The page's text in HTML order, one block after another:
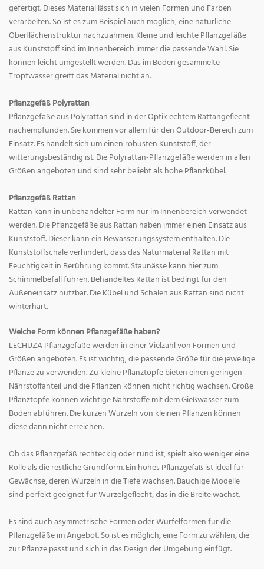
gefertigt. Dieses Material lässt sich in vielen Formen und Farben
verarbeiten. So ist es zum Beispiel auch möglich, eine natürliche
Oberflächenstruktur nachzuahmen. Kleine und leichte Pflanzgefäße
aus Kunststoff sind im Innenbereich immer die passende Wahl. Sie
können leicht umgestellt werden. Das im Boden gesammelte
Tropfwasser greift das Material nicht an.
Pflanzgefäß Polyrattan
Pflanzgefäße aus Polyrattan sind in der Optik echtem Rattangeflecht
nachempfunden. Sie kommen vor allem für den Outdoor-Bereich zum
Einsatz. Es handelt sich um einen robusten Kunststoff, der
witterungsbeständig ist. Die Polyrattan-Pflanzgefäße werden in allen
Größen angeboten und sind sehr beliebt als hohe Pflanzkübel.
Pflanzgefäß Rattan
Rattan kann in unbehandelter Form nur im Innenbereich verwendet
werden. Die Pflanzgefäße aus Rattan haben immer einen Einsatz aus
Kunststoff. Dieser kann ein Bewässerungssystem enthalten. Die
Kunststoffschale verhindert, dass das Naturmaterial Rattan mit
Feuchtigkeit in Berührung kommt. Staunässe kann hier zum
Schimmelbefall führen. Behandeltes Rattan ist bedingt für den
Außeneinsatz nutzbar. Die Kübel und Schalen aus Rattan sind nicht
winterhart.
Welche Form können Pflanzgefäße haben?
LECHUZA Pflanzgefäße werden in einer Vielzahl von Formen und
Größen angeboten. Es ist wichtig, die passende Größe für die jeweilige
Pflanze zu verwenden. Zu kleine Pflanztöpfe bieten einen geringen
Nährstoffanteil und die Pflanzen können nicht richtig wachsen. Große
Pflanztöpfe können wichtige Nährstoffe mit dem Gießwasser zum
Boden abführen. Die kurzen Wurzeln von kleinen Pflanzen können
diese dann nicht erreichen.
Ob das Pflanzgefäß rechteckig oder rund ist, spielt also weniger eine
Rolle als die restliche Grundform. Ein hohes Pflanzgefäß ist ideal für
Gewächse, deren Wurzeln in die Tiefe wachsen. Bauchige Modelle
sind perfekt geeignet für Wurzelgeflecht, das in die Breite wächst.
Es sind auch asymmetrische Formen oder Würfelformen für die
Pflanzgefäße im Angebot. So ist es möglich, eine Form zu wählen, die
zur Pflanze passt und sich in das Design der Umgebung einfügt.